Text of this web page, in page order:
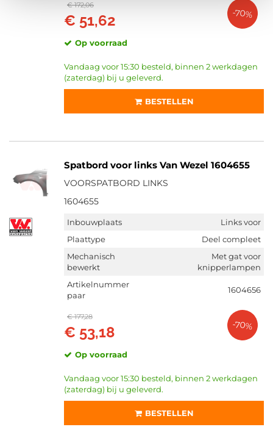
€ 172,06
€ 51,62 -70%
Op voorraad
Vandaag voor 15:30 besteld, binnen 2 werkdagen
(zaterdag) bij u geleverd.
BESTELLEN
Spatbord voor links Van Wezel 1604655
VOORSPATBORD LINKS
1604655
Inbouwplaats
Links voor
Plaattype
Deel compleet
Mechanisch
bewerkt
Met gat voor
knipperlampen
Artikelnummer
paar
1604656
€ 177,28
€ 53,18 -70%
Op voorraad
Vandaag voor 15:30 besteld, binnen 2 werkdagen
(zaterdag) bij u geleverd.
BESTELLEN